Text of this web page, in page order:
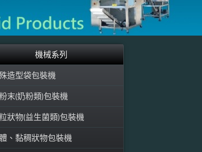
機械系列
造型袋包裝機
末(奶粉類)包裝機
狀物(益生菌類)包裝機
、黏稠狀物包裝機
全自動包裝產線規劃，生技、醫藥、電子、食品等